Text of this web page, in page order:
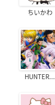
ちいかわ
HUNTER...